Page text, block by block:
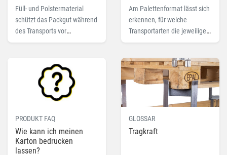
Füll- und Polstermaterial
schützt das Packgut während
des Transports vor
Erschütterungen und Stößen.
worauf zu achten ist.
Am Palettenformat lässt sich
erkennen, für welche
Transportarten die jeweilige
Palette optimiert ist. Lesen
Fachbegriff Palettenformat.
PRODUKT FAQ
Wie kann ich meinen
Karton bedrucken
lassen?
GLOSSAR
Tragkraft